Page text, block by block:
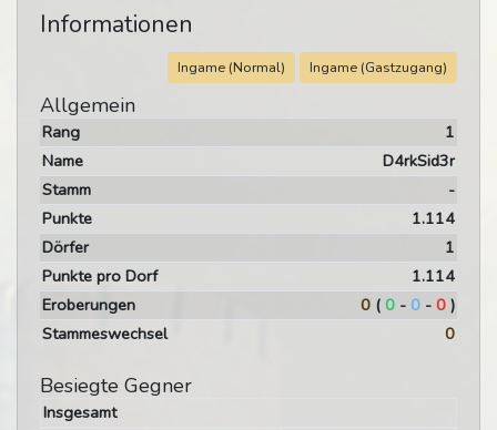
Informationen
Ingame (Normal) Ingame (Gastzugang)
Allgemein
Rang
1
Name
D4rkSid3r
Stamm
-
Punkte
1.114
Dörfer
1
Punkte pro Dorf
1.114
Eroberungen
0 (0 - 0 -0 )
Stammeswechsel
0
Besiegte Gegner
Insgesamt